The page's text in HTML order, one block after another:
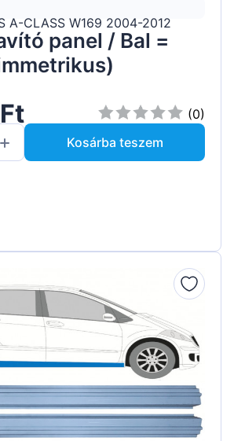
A-CLASS W169 2004-2012
panel / Bal =
(0)
Kosárba teszem